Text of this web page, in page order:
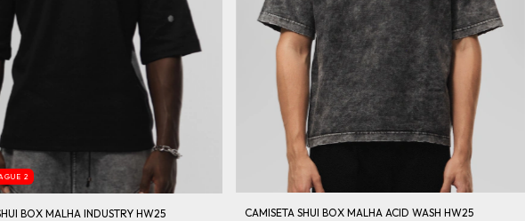
2
BOX MALHA INDUSTRY HW25 CAMISETA SHUI BOX MALHA ACID WASH HW25